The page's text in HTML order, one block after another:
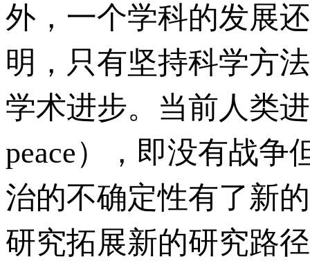
外，一个学科的发展
明，只有坚持科学方
学术进步。当前人类
peace），即没有战
治的不确定性有了新
研究拓展新的研究路